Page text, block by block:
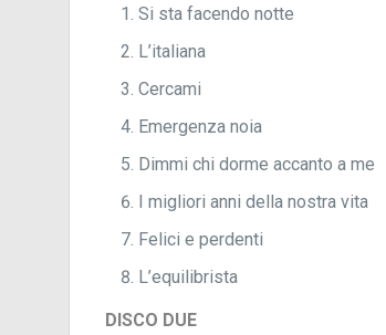
Si sta facendo notte
L’italiana
Cercami
Emergenza noia
Dimmi chi dorme accanto a me
I migliori anni della nostra vita
Felici e perdenti
L’equilibrista
DISCO DUE